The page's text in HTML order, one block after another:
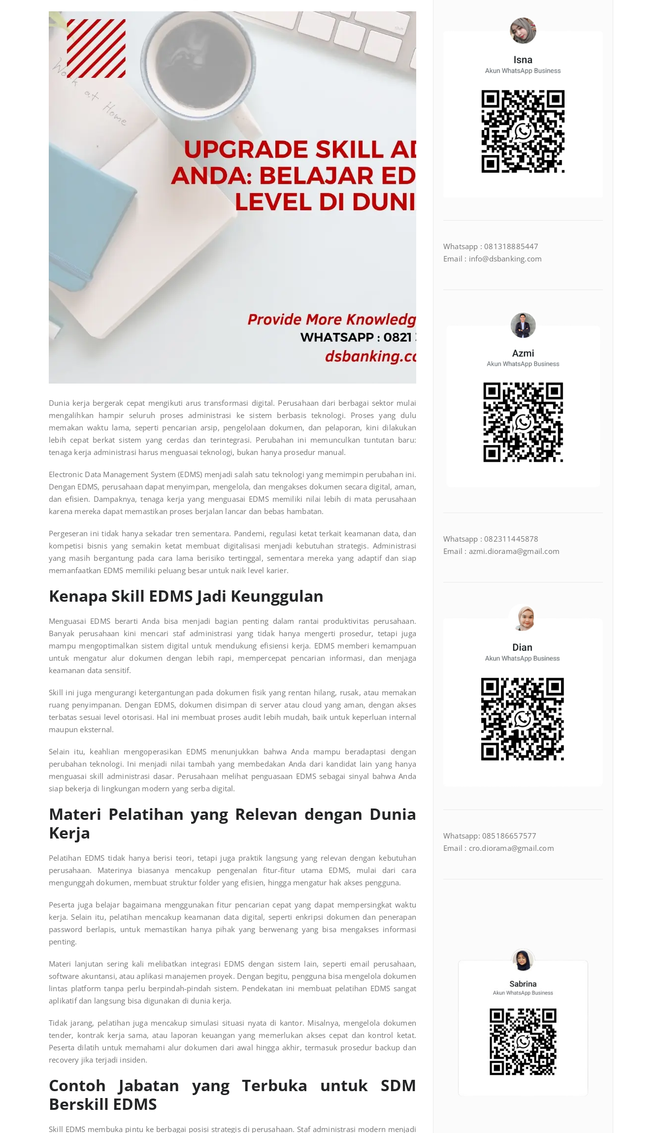
Dunia kerja bergerak cepat mengikuti arus transformasi digital. Perusahaan dari berbagai sektor mulai
mengalihkan hampir seluruh proses administrasi ke sistem berbasis teknologi. Proses yang dulu
memakan waktu lama, seperti pencarian arsip, pengelolaan dokumen, dan pelaporan, kini dilakukan
lebih cepat berkat sistem yang cerdas dan terintegrasi. Perubahan ini memunculkan tuntutan baru:
tenaga kerja administrasi harus menguasai teknologi, bukan hanya prosedur manual.
Electronic Data Management System (EDMS) menjadi salah satu teknologi yang memimpin perubahan ini.
Dengan EDMS, perusahaan dapat menyimpan, mengelola, dan mengakses dokumen secara digital, aman,
dan efisien. Dampaknya, tenaga kerja yang menguasai EDMS memiliki nilai lebih di mata perusahaan
karena mereka dapat memastikan proses berjalan lancar dan bebas hambatan.
Pergeseran ini tidak hanya sekadar tren sementara. Pandemi, regulasi ketat terkait keamanan data, dan
kompetisi bisnis yang semakin ketat membuat digitalisasi menjadi kebutuhan strategis. Administrasi
yang masih bergantung pada cara lama berisiko tertinggal, sementara mereka yang adaptif dan siap
memanfaatkan EDMS memiliki peluang besar untuk naik level karier.
Kenapa Skill EDMS Jadi Keunggulan
Menguasai EDMS berarti Anda bisa menjadi bagian penting dalam rantai produktivitas perusahaan.
Banyak perusahaan kini mencari staf administrasi yang tidak hanya mengerti prosedur, tetapi juga
mampu mengoptimalkan sistem digital untuk mendukung efisiensi kerja. EDMS memberi kemampuan
untuk mengatur alur dokumen dengan lebih rapi, mempercepat pencarian informasi, dan menjaga
keamanan data sensitif.
Skill ini juga mengurangi ketergantungan pada dokumen fisik yang rentan hilang, rusak, atau memakan
ruang penyimpanan. Dengan EDMS, dokumen disimpan di server atau cloud yang aman, dengan akses
terbatas sesuai level otorisasi. Hal ini membuat proses audit lebih mudah, baik untuk keperluan internal
maupun eksternal.
Selain itu, keahlian mengoperasikan EDMS menunjukkan bahwa Anda mampu beradaptasi dengan
perubahan teknologi. Ini menjadi nilai tambah yang membedakan Anda dari kandidat lain yang hanya
menguasai skill administrasi dasar. Perusahaan melihat penguasaan EDMS sebagai sinyal bahwa Anda
siap bekerja di lingkungan modern yang serba digital.
Materi Pelatihan yang Relevan dengan Dunia
Kerja
Pelatihan EDMS tidak hanya berisi teori, tetapi juga praktik langsung yang relevan dengan kebutuhan
perusahaan. Materinya biasanya mencakup pengenalan fitur-fitur utama EDMS, mulai dari cara
mengunggah dokumen, membuat struktur folder yang efisien, hingga mengatur hak akses pengguna.
Peserta juga belajar bagaimana menggunakan fitur pencarian cepat yang dapat mempersingkat waktu
kerja. Selain itu, pelatihan mencakup keamanan data digital, seperti enkripsi dokumen dan penerapan
password berlapis, untuk memastikan hanya pihak yang berwenang yang bisa mengakses informasi
penting.
Materi lanjutan sering kali melibatkan integrasi EDMS dengan sistem lain, seperti email perusahaan,
software akuntansi, atau aplikasi manajemen proyek. Dengan begitu, pengguna bisa mengelola dokumen
lintas platform tanpa perlu berpindah-pindah sistem. Pendekatan ini membuat pelatihan EDMS sangat
aplikatif dan langsung bisa digunakan di dunia kerja.
Tidak jarang, pelatihan juga mencakup simulasi situasi nyata di kantor. Misalnya, mengelola dokumen
tender, kontrak kerja sama, atau laporan keuangan yang memerlukan akses cepat dan kontrol ketat.
Peserta dilatih untuk memahami alur dokumen dari awal hingga akhir, termasuk prosedur backup dan
recovery jika terjadi insiden.
Contoh Jabatan yang Terbuka untuk SDM
Berskill EDMS
Skill EDMS membuka pintu ke berbagai posisi strategis di perusahaan. Staf administrasi modern menjadi
Whatsapp : 081318885447
Email : info@dsbanking.com
Whatsapp : 082311445878
Email : azmi.diorama@gmail.com
Whatsapp: 085186657577
Email : cro.diorama@gmail.com